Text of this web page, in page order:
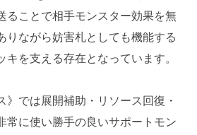
ることで相手モンスター効果を無
りながら妨害札としても機能する
を支える存在となっています。
》では展開補助・リソース回復・
常に使い勝手の良いサポートモン